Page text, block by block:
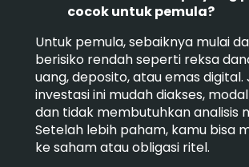
cocok untuk pemula?
Untuk pemula, sebaiknya mulai
berisiko rendah seperti reksa
uang, deposito, atau emas digital.
investasi ini mudah diakses,
dan tidak membutuhkan analisis
Setelah lebih paham, kamu bisa
ke saham atau obligasi ritel.